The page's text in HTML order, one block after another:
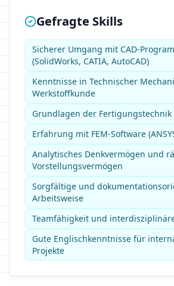
Gefragte Skills
Sicherer Umgang mit CAD-
(SolidWorks, CATIA, AutoCAD)
Kenntnisse in Technischer
Werkstoffkunde
Grundlagen der Fertigungstechnik
Erfahrung mit FEM-Software
Analytisches Denkvermögen und
Vorstellungsvermögen
Sorgfältige und
Arbeitsweise
Teamfähigkeit und
Gute Englischkenntnisse für
Projekte